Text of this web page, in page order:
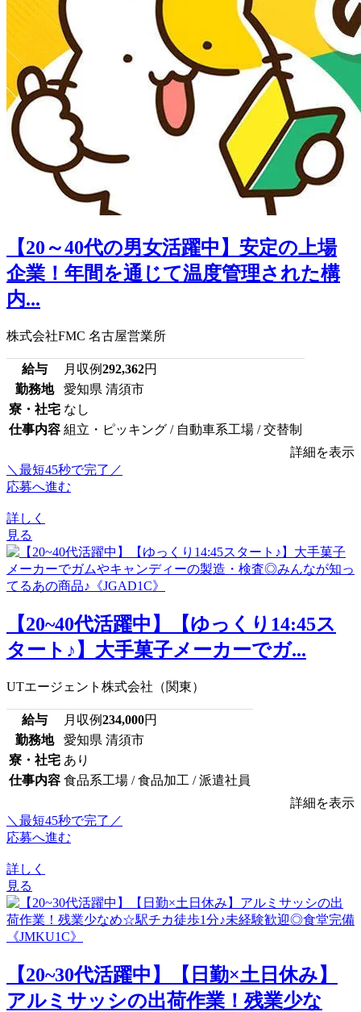
【20～40代の男女活躍中】安定の上場
企業！年間を通じて温度管理された構
内...
株式会社FMC 名古屋営業所
給与 月収例292,362円
勤務地
愛知県 清須市
寮・社宅 なし
仕事内容 組立・ピッキング / 自動車系工場 / 交替制
詳細を表示
＼最短45秒で完了／
応募へ進む
詳しく
見る
【20~40代活躍中】【ゆっくり14:45ス
タート♪】大手菓子メーカーでガ...
UTエージェント株式会社（関東）
給与 月収例234,000円
勤務地
愛知県 清須市
寮・社宅 あり
仕事内容 食品系工場 / 食品加工 / 派遣社員
詳細を表示
＼最短45秒で完了／
応募へ進む
詳しく
見る
【20~30代活躍中】【日勤×土日休み】
アルミサッシの出荷作業！残業少な